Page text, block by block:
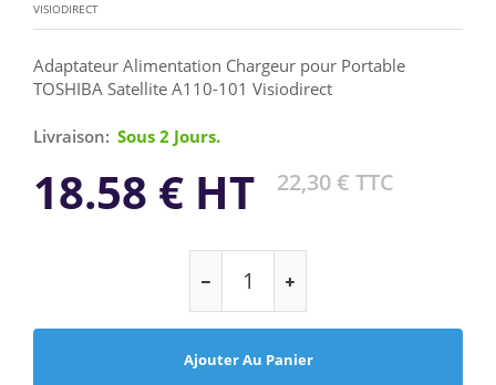
VISIODIRECT
Adaptateur Alimentation Chargeur pour Portable
TOSHIBA Satellite A110-101 Visiodirect
Livraison: Sous 2 Jours.
18.58 € HT 22,30 € TTC
Ajouter Au Panier